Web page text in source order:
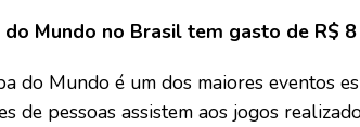
do Mundo no Brasil tem gasto de R$
do Mundo é um dos maiores eventos
de pessoas assistem aos jogos